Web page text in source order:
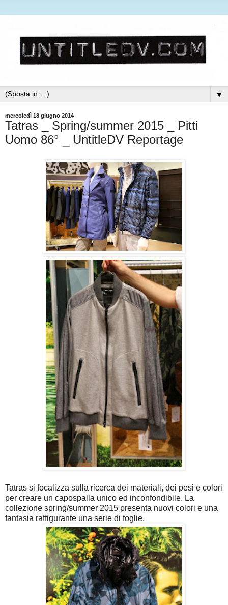
▼
mercoledì 18 giugno 2014
Tatras _ Spring/summer 2015 _ Pitti
Uomo 86° _ UntitleDV Reportage
Tatras si focalizza sulla ricerca dei materiali, dei pesi e colori
per creare un capospalla unico ed inconfondibile. La
collezione spring/summer 2015 presenta nuovi colori e una
fantasia raffigurante una serie di foglie.